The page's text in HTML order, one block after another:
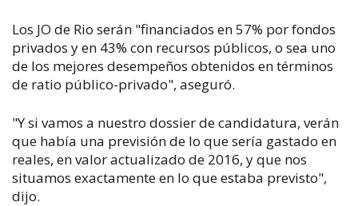
Los JO de Rio serán "financiados en 57% por fondos
privados y en 43% con recursos públicos, o sea uno
de los mejores desempeños obtenidos en términos
de ratio público-privado", aseguró.
"Y si vamos a nuestro dossier de candidatura, verán
que había una previsión de lo que sería gastado en
reales, en valor actualizado de 2016, y que nos
situamos exactamente en lo que estaba previsto",
dijo.